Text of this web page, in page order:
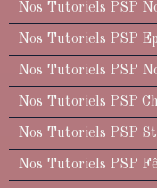
Nos Tutoriels PSP
Nos Tutoriels PSP
Nos Tutoriels PSP
Nos Tutoriels PSP
Nos Tutoriels PSP
Nos Tutoriels PSP